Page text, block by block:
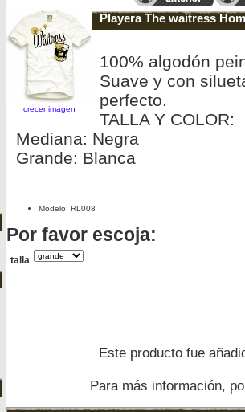
crecer imagen
Playera The waitress
100% algodón
Suave y con
perfecto.
TALLA Y COLOR:
Mediana: Negra
Grande: Blanca
Modelo: RL008
Por favor escoja:
talla
Este producto fue
Para más información,